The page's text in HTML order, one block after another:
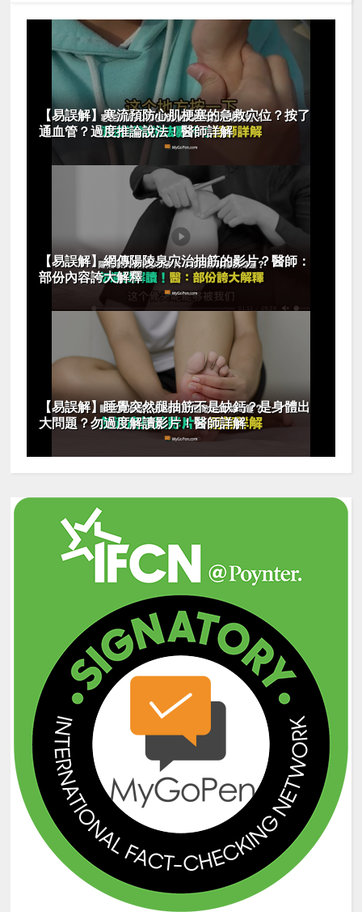
【易誤解】寒流預防心肌梗塞的急救穴位？按了
通血管？過度推論說法！醫師詳解
【易誤解】網傳陽陵泉穴治抽筋的影片？醫師：
部份內容誇大解釋
【易誤解】睡覺突然腿抽筋不是缺鈣？是身體出
大問題？勿過度解讀影片！醫師詳解